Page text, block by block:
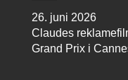
26. juni 2026
Claudes
Grand Prix i